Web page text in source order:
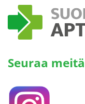
Seuraa meitä